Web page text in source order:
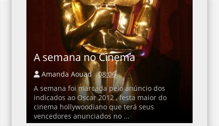
A semana no Cinema
Amanda Aouad
08:06
A semana foi marcada pelo anúncio dos
indicados ao Oscar 2012 , festa maior do
cinema hollywoodiano que terá seus
vencedores anunciados no ...